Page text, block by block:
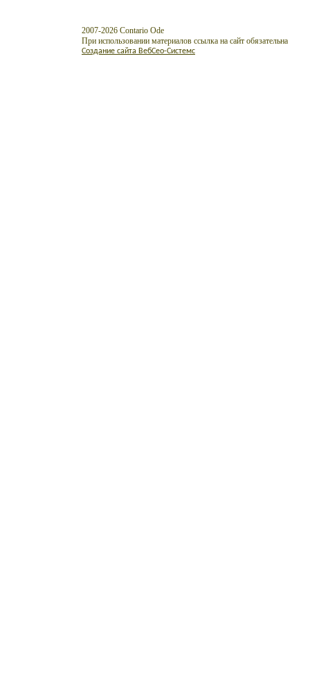
2007-2026 Contario Ode
При использовании материалов ссылка на сайт обязательна
Создание сайта ВебСео-Системс